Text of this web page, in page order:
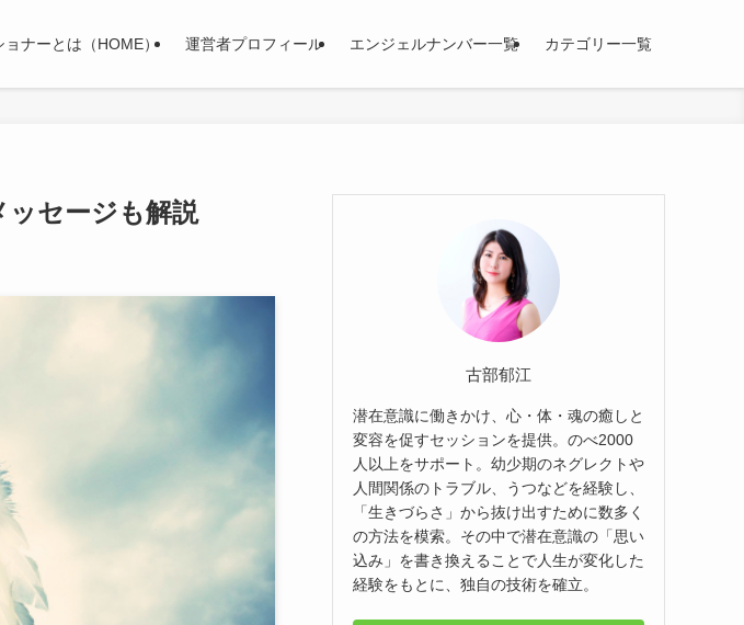
ョナーとは（HOME） 運営者プロフィール エンジェルナンバー一覧 カテゴリー一覧
ッセージも解説
古部郁江
潜在意識に働きかけ、心・体・魂の癒しと
変容を促すセッションを提供。のべ2000
人以上をサポート。幼少期のネグレクトや
人間関係のトラブル、うつなどを経験し、
「生きづらさ」から抜け出すために数多く
の方法を模索。その中で潜在意識の「思い
込み」を書き換えることで人生が変化した
経験をもとに、独自の技術を確立。